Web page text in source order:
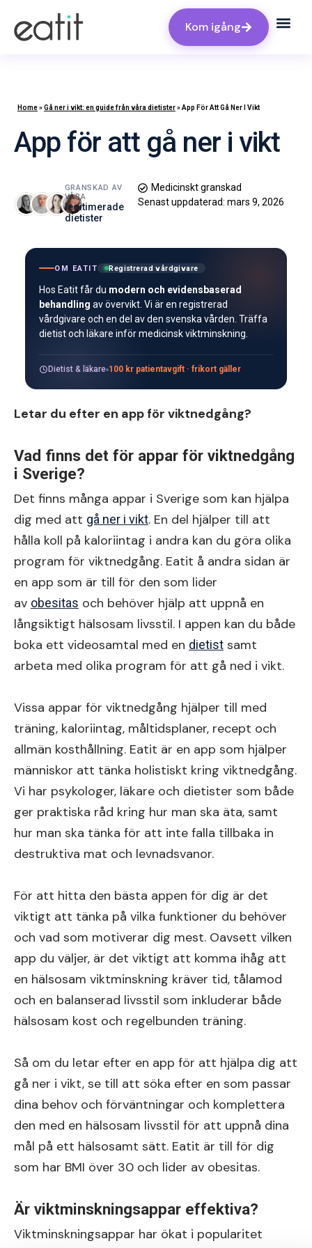
Kom igång
Home»Gå ner i vikt: en guide från våra dietister»App För Att Gå Ner I Vikt
App för att gå ner i vikt
GRANSKAD AV
VÅRA
legitimerade
dietister
Medicinskt granskad
Senast uppdaterad: mars 9, 2026
OM EATIT Registrerad vårdgivare
Hos Eatit får du modern och evidensbaserad
behandling av övervikt. Vi är en registrerad
vårdgivare och en del av den svenska vården. Träffa
dietist och läkare inför medicinsk viktminskning.
Dietist & läkare 100 kr patientavgift · frikort gäller
Letar du efter en app för viktnedgång?
Vad finns det för appar för viktnedgång
i Sverige?
Det finns många appar i Sverige som kan hjälpa
dig med att gå ner i vikt. En del hjälper till att
hålla koll på kaloriintag i andra kan du göra olika
program för viktnedgång. Eatit å andra sidan är
en app som är till för den som lider
av obesitas och behöver hjälp att uppnå en
långsiktigt hälsosam livsstil. I appen kan du både
boka ett videosamtal med en dietist samt
arbeta med olika program för att gå ned i vikt.
Vissa appar för viktnedgång hjälper till med
träning, kaloriintag, måltidsplaner, recept och
allmän kosthållning. Eatit är en app som hjälper
människor att tänka holistiskt kring viktnedgång.
Vi har psykologer, läkare och dietister som både
ger praktiska råd kring hur man ska äta, samt
hur man ska tänka för att inte falla tillbaka in
destruktiva mat och levnadsvanor.
För att hitta den bästa appen för dig är det
viktigt att tänka på vilka funktioner du behöver
och vad som motiverar dig mest. Oavsett vilken
app du väljer, är det viktigt att komma ihåg att
en hälsosam viktminskning kräver tid, tålamod
och en balanserad livsstil som inkluderar både
hälsosam kost och regelbunden träning.
Så om du letar efter en app för att hjälpa dig att
gå ner i vikt, se till att söka efter en som passar
dina behov och förväntningar och komplettera
den med en hälsosam livsstil för att uppnå dina
mål på ett hälsosamt sätt. Eatit är till för dig
som har BMI över 30 och lider av obesitas.
Är viktminskningsappar effektiva?
Viktminskningsappar har ökat i popularitet